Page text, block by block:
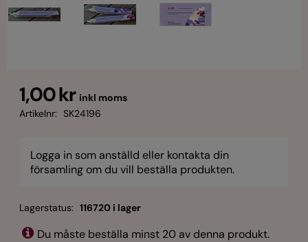
1,00 kr inkl moms
Artikelnr: SK24196
Logga in som anställd eller kontakta din
församling om du vill beställa produkten.
Lagerstatus: 116720 i lager
Du måste beställa minst 20 av denna produkt.